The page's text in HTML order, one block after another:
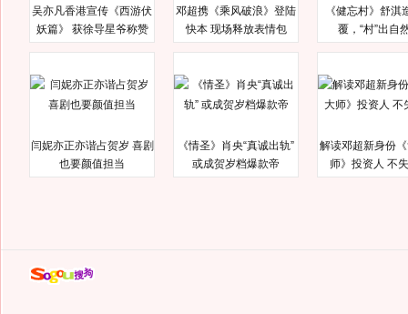
吴亦凡香港宣传《西游伏
妖篇》 获徐导星爷称赞
邓超携《乘风破浪》登陆
快本 现场释放表情包
《健忘村》舒淇
覆，“村”出自
闫妮亦正亦谐占贺岁 喜剧
也要颜值担当
《情圣》肖央“真诚出轨”
或成贺岁档爆款帝
解读邓超新身份
师》投资人 不